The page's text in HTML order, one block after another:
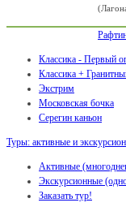
Классика - Первый
Классика +
Экстрим
Московская бочка
Серегин каньон
Туры: активные и
Активные
Экскурсионные
Заказать тур!